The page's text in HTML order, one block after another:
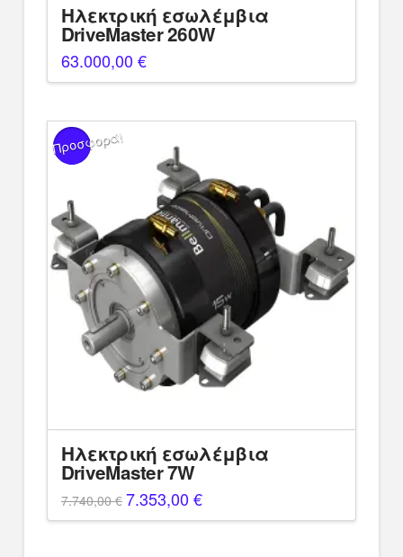
Ηλεκτρική εσωλέμβια
DriveMaster 260W
63.000,00€
Προσφορά!
Ηλεκτρική εσωλέμβια
DriveMaster 7W
7.740,00€ Original
price
was:
7.353,00€Η
τρέχουσα
τιμή